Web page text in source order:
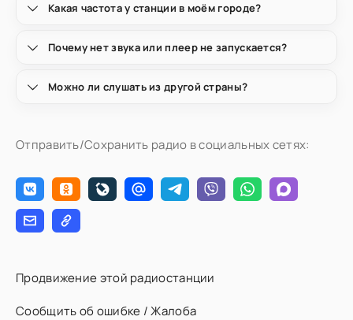
Какая частота у станции в моём городе?
Почему нет звука или плеер не запускается?
Можно ли слушать из другой страны?
Отправить/Сохранить радио в социальных сетях:
Продвижение этой радиостанции
Сообщить об ошибке / Жалоба